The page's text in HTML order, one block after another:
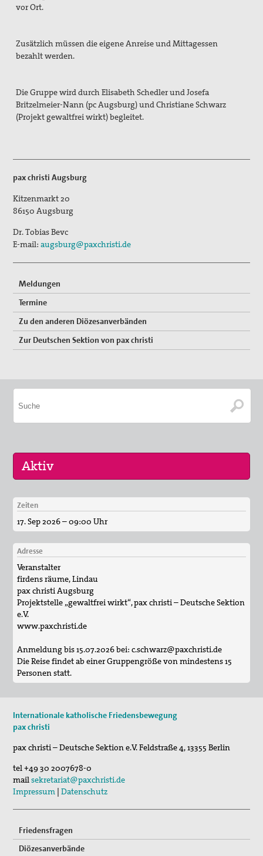
vor Ort.
Zusätzlich müssen die eigene Anreise und Mittagessen
bezahlt werden.
Die Gruppe wird durch Elisabeth Schedler und Josefa
Britzelmeier-Nann (pc Augsburg) und Christiane Schwarz
(Projekt gewaltfrei wirkt) begleitet.
pax christi Augsburg
Kitzenmarkt 20
86150 Augsburg
Dr. Tobias Bevc
E-mail:augsburg@paxchristi.de
Meldungen
Termine
Zu den anderen Diözesanverbänden
Zur Deutschen Sektion von pax christi
16. Sep 2026
„Menschen der Gewaltfreiheit – erinnert in Ze…
17. Sep 2026
Roter Faden Frieden-Generationsübergreifende …
Zeiten
17. Sep 2026 – 09:00 Uhr
Adresse
Veranstalter
firdens räume, Lindau
pax christi Augsburg
Projektstelle „gewaltfrei wirkt“, pax christi – Deutsche Sektion
e.V.
www.paxchristi.de
Anmeldung bis 15.07.2026 bei: c.schwarz@paxchristi.de
Die Reise findet ab einer Gruppengröße von mindestens 15
Personen statt.
Internationale katholische Friedensbewegung
pax christi
pax christi – Deutsche Sektion e.V.Feldstraße 4,13355 Berlin
tel+49 30 2007678-0
mailsekretariat@paxchristi.de
Impressum |Datenschutz
Friedensfragen
Diözesanverbände